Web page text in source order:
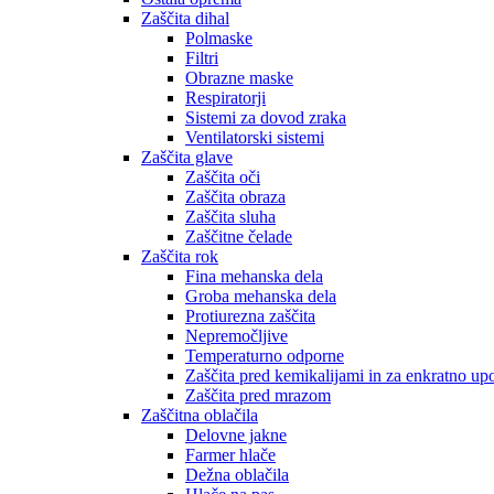
Zaščita dihal
Polmaske
Filtri
Obrazne maske
Respiratorji
Sistemi za dovod zraka
Ventilatorski sistemi
Zaščita glave
Zaščita oči
Zaščita obraza
Zaščita sluha
Zaščitne čelade
Zaščita rok
Fina mehanska dela
Groba mehanska dela
Protiurezna zaščita
Nepremočljive
Temperaturno odporne
Zaščita pred kemikalijami in za enkratno
Zaščita pred mrazom
Zaščitna oblačila
Delovne jakne
Farmer hlače
Dežna oblačila